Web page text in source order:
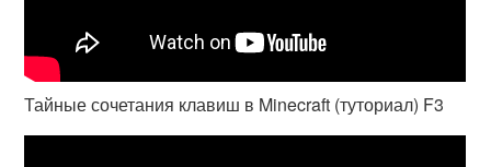
Тайные сочетания клавиш в Minecraft (туториал) F3